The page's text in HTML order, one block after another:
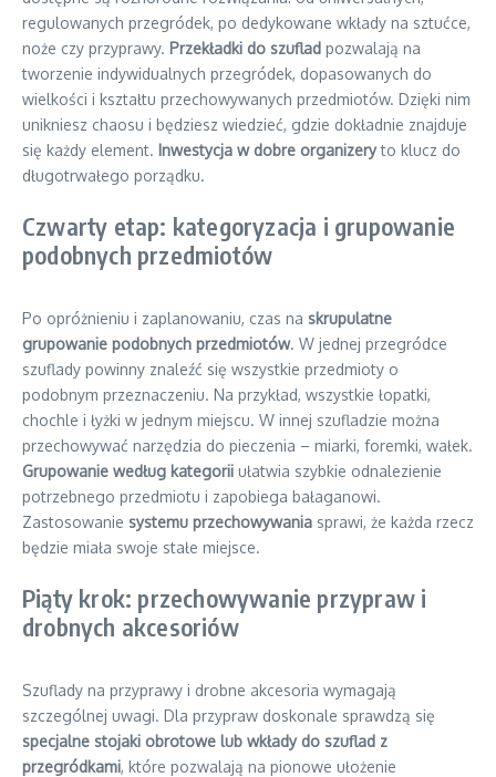
regulowanych przegródek, po dedykowane wkłady na sztućce,
noże czy przyprawy. Przekładki do szuflad pozwalają na
tworzenie indywidualnych przegródek, dopasowanych do
wielkości i kształtu przechowywanych przedmiotów. Dzięki nim
unikniesz chaosu i będziesz wiedzieć, gdzie dokładnie znajduje
się każdy element. Inwestycja w dobre organizeryto klucz do
długotrwałego porządku.
Czwarty etap: kategoryzacja i grupowanie
podobnych przedmiotów
Po opróżnieniu i zaplanowaniu, czas na skrupulatne
grupowanie podobnych przedmiotów. W jednej przegródce
szuflady powinny znaleźć się wszystkie przedmioty o
podobnym przeznaczeniu. Na przykład, wszystkie łopatki,
chochle i łyżki w jednym miejscu. W innej szufladzie można
przechowywać narzędzia do pieczenia – miarki, foremki, wałek.
Grupowanie według kategorii ułatwia szybkie odnalezienie
potrzebnego przedmiotu i zapobiega bałaganowi.
Zastosowanie systemu przechowywania sprawi, że każda rzecz
będzie miała swoje stałe miejsce.
Piąty krok: przechowywanie przypraw i
drobnych akcesoriów
Szuflady na przyprawy i drobne akcesoria wymagają
szczególnej uwagi. Dla przypraw doskonale sprawdzą się
specjalne stojaki obrotowe lub wkłady do szuflad z
przegródkami, które pozwalają na pionowe ułożenie